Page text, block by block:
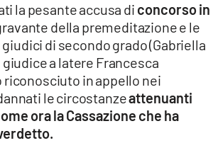
la pesante accusa di concorso in
della premeditazione e le
giudici di secondo grado (Gabriella
a latere Francesca
riconosciuto in appello nei
le circostanzeattenuanti
ora la Cassazione che ha